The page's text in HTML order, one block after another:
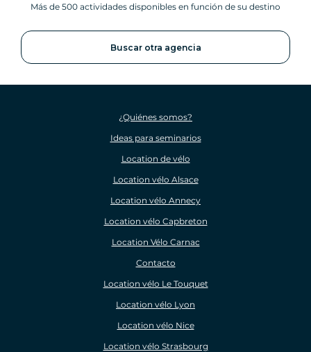
Más de 500 actividades disponibles en función de su destino
Buscar otra agencia
¿Quiénes somos?
Ideas para seminarios
Location de vélo
Location vélo Alsace
Location vélo Annecy
Location vélo Capbreton
Location Vélo Carnac
Contacto
Location vélo Le Touquet
Location vélo Lyon
Location vélo Nice
Location vélo Strasbourg